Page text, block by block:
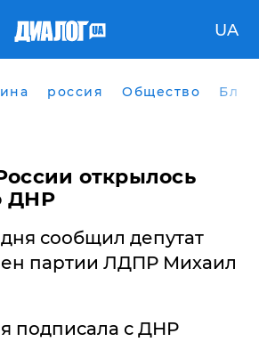
UA
россия Общество
открылось
ДНР
сообщил депутат
партии ЛДПР Михаил
подписала с ДНР